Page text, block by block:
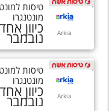
Arkia
טיסות ל
מונטנגרו
כיוון
נובמבר
Arkia
טיסות ל
מונטנגרו
כיוון
נובמבר